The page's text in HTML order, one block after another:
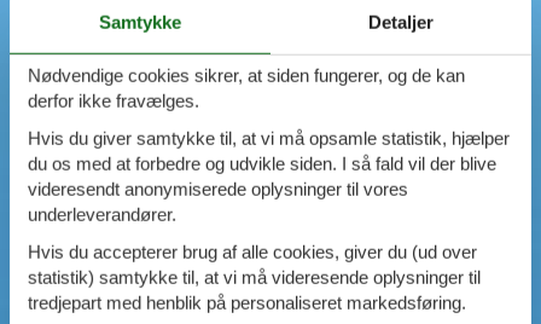
Internet
Parabol/kabel TV
Brændeovn
Opvaskemaskine
Vaskemaskine
Tørretumbler
Ikkeryger
Aktivitetsrum
Gode fiskeforhold
Indhegnet område
Aircondition
Samtykke Detaljer
Nødvendige cookies sikrer, at siden fungerer, og de kan
derfor ikke fravælges.
Hvis du giver samtykke til, at vi må opsamle statistik, hjælper
du os med at forbedre og udvikle siden. I så fald vil der blive
videresendt anonymiserede oplysninger til vores
underleverandører.
Hvis du accepterer brug af alle cookies, giver du (ud over
statistik) samtykke til, at vi må videresende oplysninger til
tredjepart med henblik på personaliseret markedsføring.